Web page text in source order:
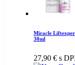
Miracle
30ml
27,90 € s